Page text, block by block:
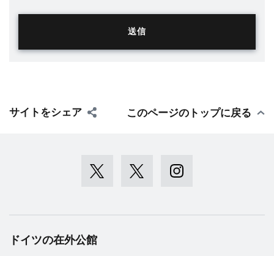
サイトをシェア このページのトップに戻る
ドイツの在外公館